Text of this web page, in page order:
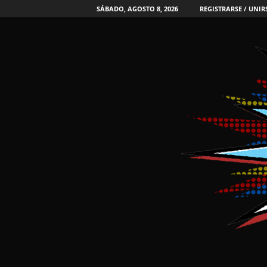
SÁBADO, AGOSTO 8, 2026 REGISTRARSE /